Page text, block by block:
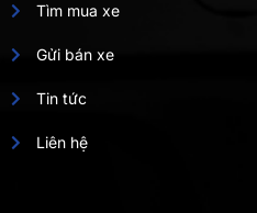
Tìm mua xe
Gửi bán xe
Tin tức
Liên hệ